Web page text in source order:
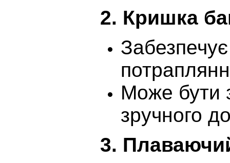
2. Кришка
Забезпечує
Може бути
зручного
3.